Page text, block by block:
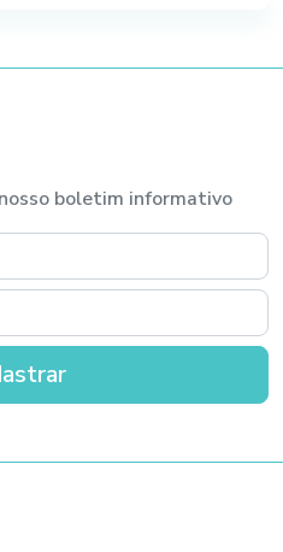
boletim informativo